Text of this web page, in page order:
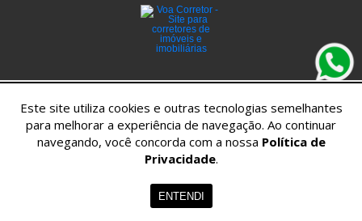
Imóveis
Este site utiliza cookies e outras tecnologias semelhantes
para melhorar a experiência de navegação. Ao continuar
navegando, você concorda com a nossa Política de
Privacidade.
ENTENDI